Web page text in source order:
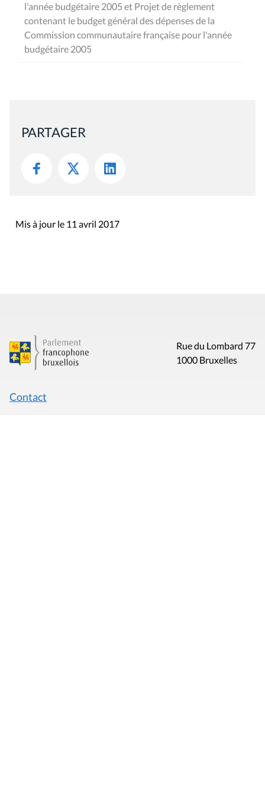
l'année budgétaire 2005 et Projet de règlement
contenant le budget général des dépenses de la
Commission communautaire française pour l'année
budgétaire 2005
PARTAGER
Mis à jour le 11 avril 2017
Rue du Lombard 77
1000 Bruxelles
Contact